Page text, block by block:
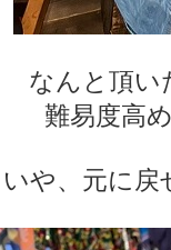
なんと頂い
難易度高
いや、元に